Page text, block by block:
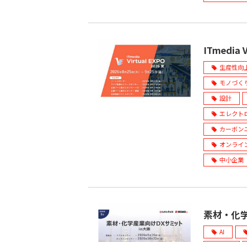
ITmedia
生産性向
モノづく
設計
エレクト
カーボン
オンライ
中小企業
素材・化
AI